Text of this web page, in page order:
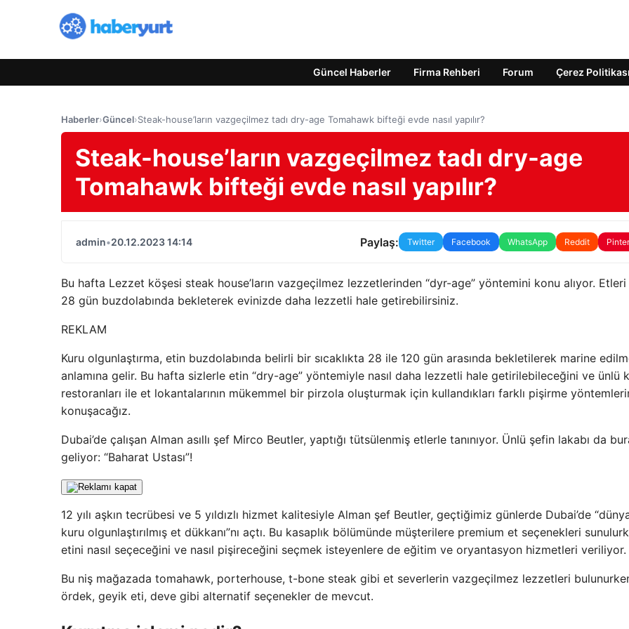
Güncel Haberler Firma Rehberi Forum Çerez Politikası
Haberler›Güncel›Steak-house’ların vazgeçilmez tadı dry-age Tomahawk bifteği evde nasıl yapılır?
Steak-house’ların vazgeçilmez tadı dry-age
Tomahawk bifteği evde nasıl yapılır?
admin•20.12.2023 14:14 Paylaş: Twitter Facebook WhatsApp Reddit
Bu hafta Lezzet köşesi steak house’ların vazgeçilmez lezzetlerinden “dyr-age” yöntemini konu alıyor. Etleri
28 gün buzdolabında bekleterek evinizde daha lezzetli hale getirebilirsiniz.
REKLAM
Kuru olgunlaştırma, etin buzdolabında belirli bir sıcaklıkta 28 ile 120 gün arasında bekletilerek marine
anlamına gelir. Bu hafta sizlerle etin “dry-age” yöntemiyle nasıl daha lezzetli hale getirilebileceğini ve ünlü
restoranları ile et lokantalarının mükemmel bir pirzola oluşturmak için kullandıkları farklı pişirme
konuşacağız.
Dubai’de çalışan Alman asıllı şef Mirco Beutler, yaptığı tütsülenmiş etlerle tanınıyor. Ünlü şefin lakabı da
geliyor: “Baharat Ustası”!
12 yılı aşkın tecrübesi ve 5 yıldızlı hizmet kalitesiyle Alman şef Beutler, geçtiğimiz günlerde Dubai’de
kuru olgunlaştırılmış et dükkanı”nı açtı. Bu kasaplık bölümünde müşterilere premium et seçenekleri
etini nasıl seçeceğini ve nasıl pişireceğini seçmek isteyenlere de eğitim ve oryantasyon hizmetleri veriliyor.
Bu niş mağazada tomahawk, porterhouse, t-bone steak gibi et severlerin vazgeçilmez lezzetleri
ördek, geyik eti, deve gibi alternatif seçenekler de mevcut.